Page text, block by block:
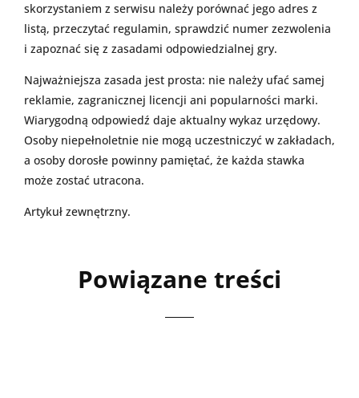
skorzystaniem z serwisu należy porównać jego adres z
listą, przeczytać regulamin, sprawdzić numer zezwolenia
i zapoznać się z zasadami odpowiedzialnej gry.
Najważniejsza zasada jest prosta: nie należy ufać samej
reklamie, zagranicznej licencji ani popularności marki.
Wiarygodną odpowiedź daje aktualny wykaz urzędowy.
Osoby niepełnoletnie nie mogą uczestniczyć w zakładach,
a osoby dorosłe powinny pamiętać, że każda stawka
może zostać utracona.
Artykuł zewnętrzny.
Powiązane treści